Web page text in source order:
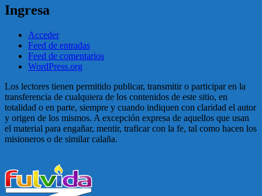
Ingresa
Acceder
Feed de entradas
Feed de comentarios
WordPress.org
Los lectores tienen permitido publicar, transmitir o participar en la
transferencia de cualquiera de los contenidos de este sitio, en
totalidad o en parte, siempre y cuando indiquen con claridad el autor
y origen de los mismos. A excepción expresa de aquellos que usan
el material para engañar, mentir, traficar con la fe, tal como hacen los
misioneros o de similar calaña.